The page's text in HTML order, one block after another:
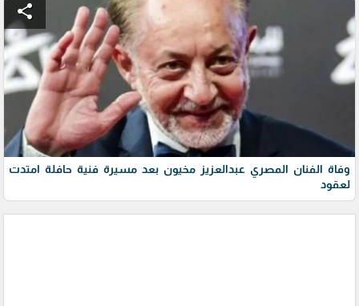
share
وفاة الفنان المصري عبدالعزيز مخيون بعد مسيرة فنية حافلة امتدت
لعقود